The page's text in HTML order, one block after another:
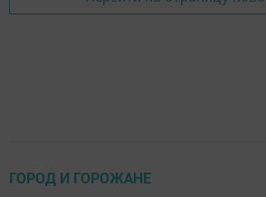
ГОРОД И ГОРОЖАНЕ